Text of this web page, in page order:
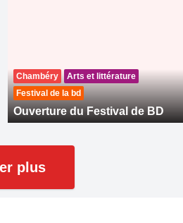
Chambéry
Arts et littérature
Festival de la bd
Ouverture du Festival de BD
plus